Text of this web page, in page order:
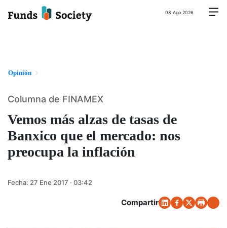
08 Ago 2026
Opinión
Vemos más alzas de tasas de
Banxico que el mercado: nos
preocupa la inflación
Columna de FINAMEX
Fecha: 27 Ene 2017 · 03:42
Compartir